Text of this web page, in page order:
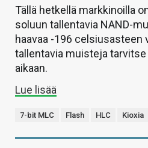
Tällä hetkellä markkinoilla
soluun tallentavia NAND-
haavaa -196 celsiusasteen
tallentavia muisteja
aikaan.
Lue lisää
7-bit MLC Flash HLC Kioxia